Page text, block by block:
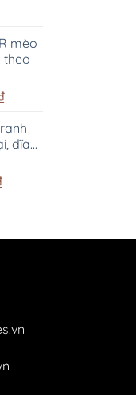
mèo
theo
Giá
tại
là:đĩa...
Giá